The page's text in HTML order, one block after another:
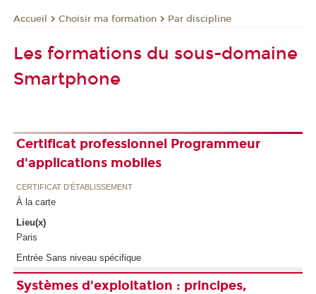
Accueil Choisir ma formation Par discipline
Les formations du sous-domaine
Smartphone
Certificat professionnel Programmeur
d'applications mobiles
CERTIFICAT D'ÉTABLISSEMENT
À la carte
Lieu(x)
Paris
Entrée Sans niveau spécifique
Systèmes d'exploitation : principes,